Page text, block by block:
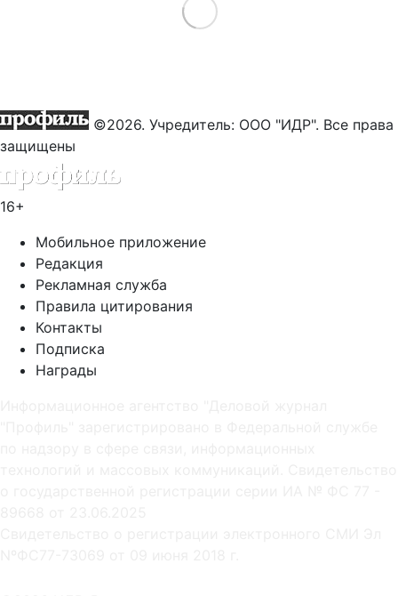
Load More
©2026. Учредитель: ООО "ИДР". Все права
защищены
16+
Мобильное приложение
Редакция
Рекламная служба
Правила цитирования
Контакты
Подписка
Награды